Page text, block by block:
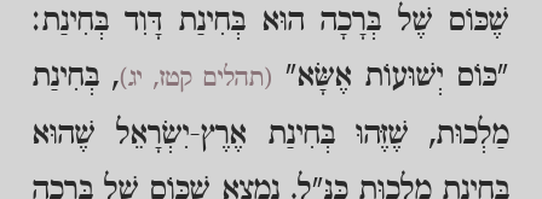
שֶׁכּוֹס שֶׁל בְּרָכָה הוּא בְּחִינַת דָּוִד בְּחִינַת:
"כּוֹס יְשׁוּעוֹת אֶשָּׂא" (תהלים קטז, יג), בְּחִינַת
מַלְכוּת, שֶׁזֶּהוּ בְּחִינַת אֶרֶץ-יִשְׂרָאֵל שֶׁהוּא
בְּחִינַת מַלְכוּת כַּנַּ"ל. נִמְצָא שֶׁכּוֹס שֶׁל בְּרָכָה